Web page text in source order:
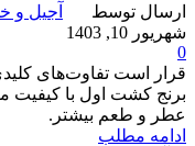
ارسال توسط
آجیل و
شهریور 10, 1403
0
قرار است تفاوت‌های
برنج کشت اول با کیفیت
عطر و طعم بیشتر.
ادامه مطلب